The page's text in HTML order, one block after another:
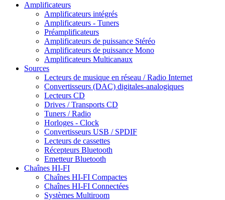
Amplificateurs
Amplificateurs intégrés
Amplificateurs - Tuners
Préamplificateurs
Amplificateurs de puissance Stéréo
Amplificateurs de puissance Mono
Amplificateurs Multicanaux
Sources
Lecteurs de musique en réseau / Radio Internet
Convertisseurs (DAC) digitales-analogiques
Lecteurs CD
Drives / Transports CD
Tuners / Radio
Horloges - Clock
Convertisseurs USB / SPDIF
Lecteurs de cassettes
Récepteurs Bluetooth
Emetteur Bluetooth
Chaînes HI-FI
Chaînes HI-FI Compactes
Chaînes HI-FI Connectées
Systèmes Multiroom